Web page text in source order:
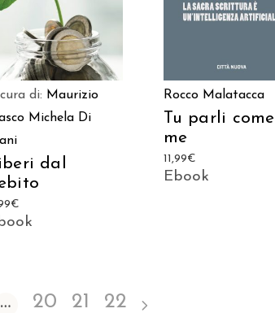
di: Maurizio
Michela Di
dal
€
Rocco Malatacca
Tu parli come
me
11,99€
Ebook
… 20 21 22